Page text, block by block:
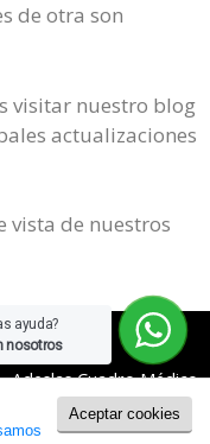
ayuda?
nosotros
de otra son
visitar nuestro blog
actualizaciones
vista de nuestros
Adeslas Cuadro Médico
medico Segovia
|Política de Privacidad
Aceptar cookies